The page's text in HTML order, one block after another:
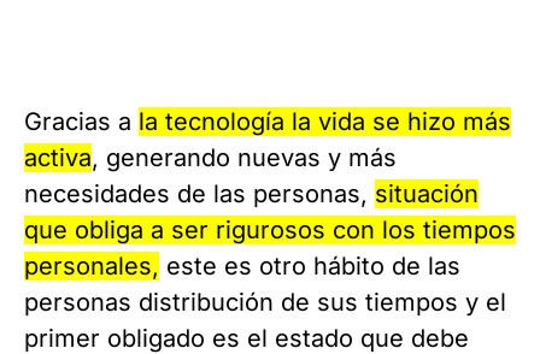
Gracias a la tecnología la vida se hizo más
activa, generando nuevas y más
necesidades de las personas, situación
que obliga a ser rigurosos con los tiempos
personales, este es otro hábito de las
personas distribución de sus tiempos y el
primer obligado es el estado que debe